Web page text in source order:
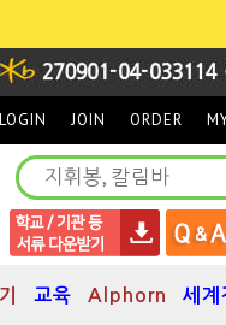
LOGIN JOIN ORDER
교육 Alphorn 세계